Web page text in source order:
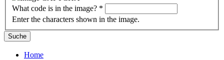
What code is in the image? *
Enter the characters shown in the image.
Home